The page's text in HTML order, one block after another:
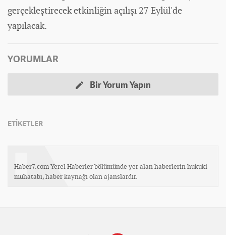
gerçekleştirecek etkinliğin açılışı 27 Eylül'de
yapılacak.
YORUMLAR
Bir Yorum Yapın
ETİKETLER
Haber7.com Yerel Haberler bölümünde yer alan haberlerin hukuki
muhatabı, haber kaynağı olan ajanslardır.